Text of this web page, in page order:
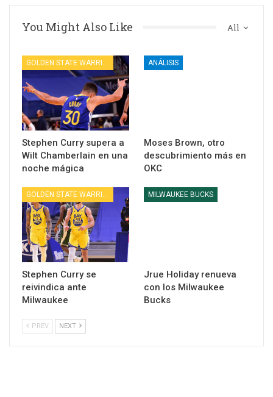
All
You Might Also Like
Stephen Curry supera a
Wilt Chamberlain en una
noche mágica
ANÁLISIS
Moses Brown, otro
descubrimiento más en
OKC
GOLDEN STATE WARRIORS
Stephen Curry se
reivindica ante
Milwaukee
MILWAUKEE BUCKS
Jrue Holiday renueva
con los Milwaukee
Bucks
PREV NEXT